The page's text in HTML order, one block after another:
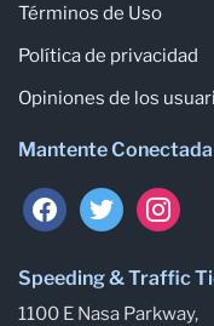
Términos de Uso
Política de privacidad
Opiniones de los
Mantente Conectada
facebooktwitterinstagram
Speeding & Traffic
1100 E Nasa Parkway,